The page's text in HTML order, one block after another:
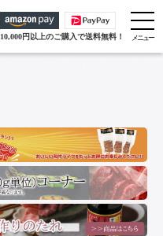
10,000円以上のご購入で送料無料！